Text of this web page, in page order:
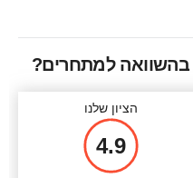
$
159
הציון שלנו
4.9